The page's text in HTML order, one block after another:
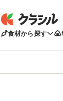
食材から探す